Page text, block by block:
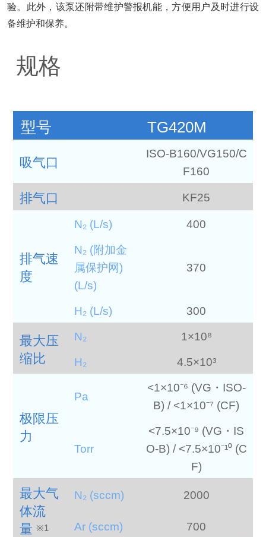
验。此外，该泵还附带维护警报机能，方便用户及时进行设
备维护和保养。
规格
型号 TG420M
吸气口
ISO-B160/VG150/C
F160
排气口 KF25
排气速
度
N₂ (L/s) 400
N₂ (附加金
属保护网)
(L/s)
370
H₂ (L/s) 300
最大压
缩比
N₂ 1×10⁸
H₂ 4.5×10³
极限压
力
Pa
<1×10⁻⁶ (VG・ISO-
B) / <1×10⁻⁷ (CF)
Torr
<7.5×10⁻⁹ (VG・IS
O-B) / <7.5×10⁻¹⁰ (C
F)
最大气
体流
量 ※1
N₂ (sccm) 2000
Ar (sccm) 700